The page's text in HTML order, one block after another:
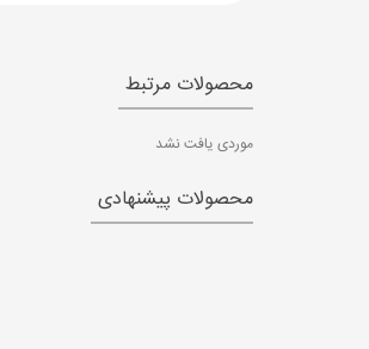
محصولات مرتبط
موردی یافت نشد
محصولات پیشنهادی